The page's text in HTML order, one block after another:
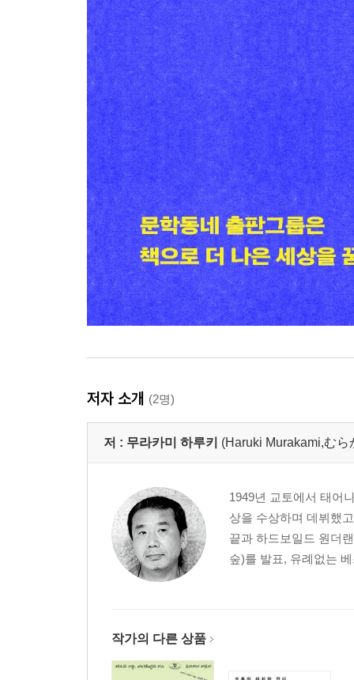
저자 소개 (2명)
저 : 무라카미 하루키 (Haruki Murakami,む
1949년 교토에서 태어
상을 수상하며 데뷔했
끝과 하드보일드 원더
숲)를 발표, 유례없는
작가의 다른 상품